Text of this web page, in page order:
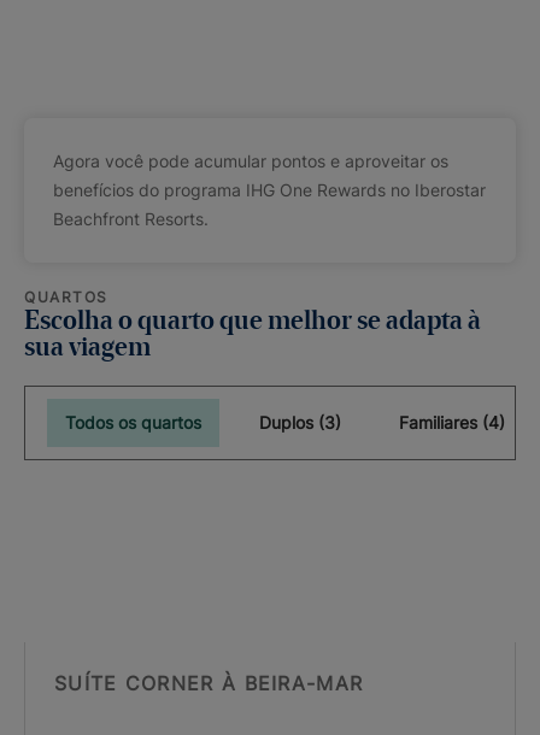
Agora você pode acumular pontos e aproveitar os
benefícios do programa IHG One Rewards no Iberostar
Beachfront Resorts.
QUARTOS
Escolha o quarto que melhor se adapta à
sua viagem
Todos os quartos Duplos (3) Familiares (4)
SUÍTE CORNER À BEIRA-MAR